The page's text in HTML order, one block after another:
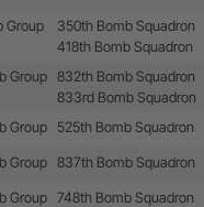
Group
350th Bomb Squadron
418th Bomb Squadron
Group
832th Bomb Squadron
833rd Bomb Squadron
Group 525th Bomb Squadron
Group 837th Bomb Squadron
Group 748th Bomb Squadron